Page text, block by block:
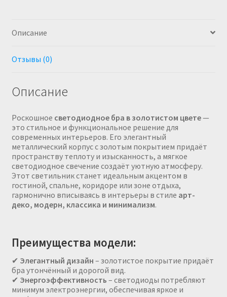
Описание
Отзывы (0)
Описание
Роскошное светодиодное бра в золотистом цвете—
это стильное и функциональное решение для
современных интерьеров. Его элегантный
металлический корпус с золотым покрытием придаёт
пространству теплоту и изысканность, а мягкое
светодиодное свечение создаёт уютную атмосферу.
Этот светильник станет идеальным акцентом в
гостиной, спальне, коридоре или зоне отдыха,
гармонично вписываясь в интерьеры в стиле арт-
деко, модерн, классика и минимализм.
Преимущества модели:
✔ Элегантный дизайн – золотистое покрытие придаёт
бра утончённый и дорогой вид.
✔ Энергоэффективность – светодиоды потребляют
минимум электроэнергии, обеспечивая яркое и